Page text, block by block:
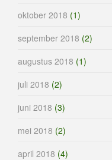
oktober 2018 (1)
september 2018 (2)
augustus 2018 (1)
juli 2018 (2)
juni 2018 (3)
mei 2018 (2)
april 2018 (4)